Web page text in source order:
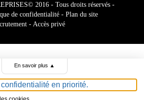
© 2016 - Tous droits réservés -
de confidentialité - Plan du site
- Accès privé
En savoir plus ▲
en priorité.